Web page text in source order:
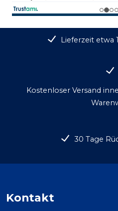
Lieferzeit etwa
Kostenloser Versand
30 Tage
Kontakt